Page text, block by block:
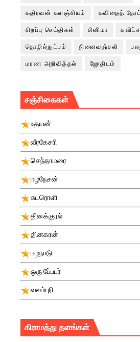
கதிரவன் களஞ்சியம் கவிதைத்
சிறப்பு செய்திகள் சினிமா
தொழில்நுட்பம் நினைவஞ்சலி
மரண அறிவித்தல் ஜோதிடம்
சஞ்சிகைகள்
உதயன்
வீரகேசரி
செந்தாமரை
ஈழநேசன்
சுடரொளி
தினக்குரல்
தினகரன்
ஈழநாடு
ஒரு பே்பபர்
வலம்புரி
கிராமத்து தளங்கள்